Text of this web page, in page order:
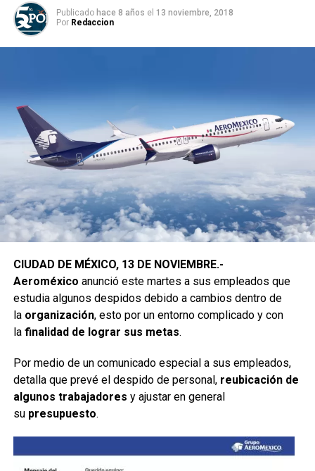
Publicado hace 8 años el 13 noviembre, 2018
Por Redaccion
CIUDAD DE MÉXICO, 13 DE NOVIEMBRE.-
Aeroméxico anunció este martes a sus empleados que
estudia algunos despidos debido a cambios dentro de
la organización, esto por un entorno complicado y con
la finalidad de lograr sus metas.
Por medio de un comunicado especial a sus empleados,
detalla que prevé el despido de personal, reubicación de
algunos trabajadores y ajustar en general
su presupuesto.